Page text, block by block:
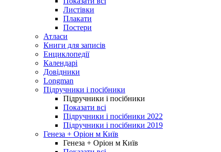
Листівки
Плакати
Постери
Атласи
Книги для записів
Енциклопедії
Календарі
Довідники
Longman
Підручники і посібники
Підручники і посібники
Показати всі
Підручники і посібники 2022
Підручники і посібники 2019
Генеза + Оріон м Київ
Генеза + Оріон м Київ